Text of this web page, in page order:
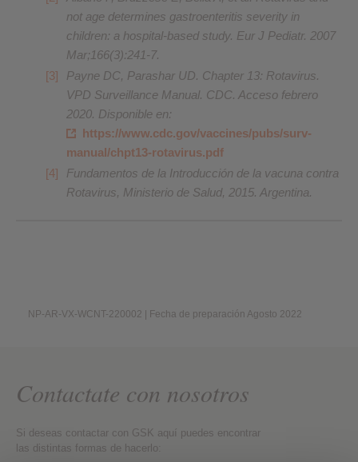
not age determines gastroenteritis severity in
children: a hospital-based study. Eur J Pediatr. 2007
Mar;166(3):241-7.
Payne DC, Parashar UD. Chapter 13: Rotavirus.
VPD Surveillance Manual. CDC. Acceso febrero
2020. Disponible en:
https://www.cdc.gov/vaccines/pubs/surv-
manual/chpt13-rotavirus.pdf
Fundamentos de la Introducción de la vacuna contra
Rotavirus, Ministerio de Salud, 2015. Argentina.
NP-AR-VX-WCNT-220002 | Fecha de preparación Agosto 2022
Contactate con nosotros
Si deseas contactar con GSK aquí puedes encontrar
las distintas formas de hacerlo: